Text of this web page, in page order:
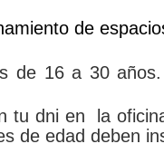
de
de 16 a 30
tu dni en la
de edad deben